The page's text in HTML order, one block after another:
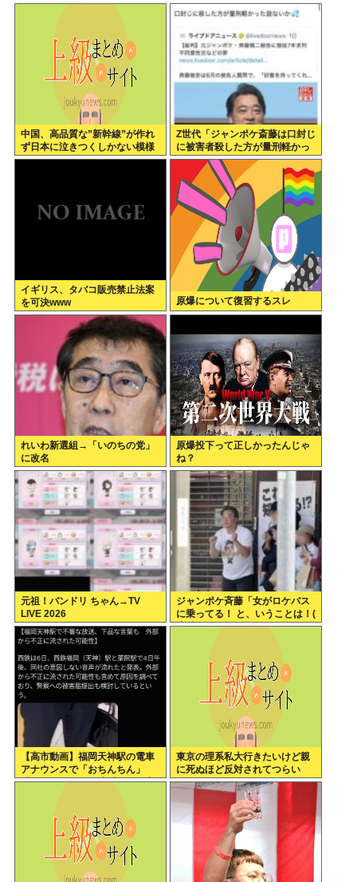
走「架空人物になり承認要求」
さで白人に股を開いた。ジャッ
プオスを選ばなくてわたしの幸
中国、高品質な”新幹線”が作れ
ず日本に泣きつくしかない模様
www
Z世代「ジャンポケ斎藤は口封じ
に被害者殺した方が量刑軽かっ
ただろ 」←1万いいね❤️
イギリス、タバコ販売禁止法案
を可決www
原爆について復習するスレ
れいわ新選組→「いのちの党」
に改名
原爆投下って正しかったんじゃ
ね？
元祖！バンドリ ちゃん→TV
LIVE 2026
ジャンポケ斉藤「女がロケバス
に乗ってる！ と、いうことは！(
*ﾟ∀ﾟ)=3ムッハー」 ボロン。
【高市動画】福岡天神駅の電車
アナウンスで「おちんちん」
「ちんぽ」などと連呼する不審
東京の理系私大行きたいけど親
に死ぬほど反対されてつらい